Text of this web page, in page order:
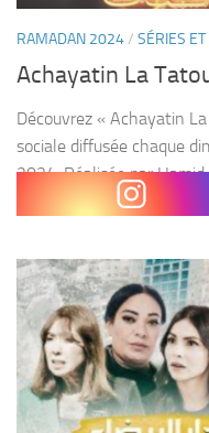
RAMADAN 2024/ SÉRIES
Découvrez « Achayatin
sociale diffusée chaque
2024. Réalisée par
épisodes de 52 minutes